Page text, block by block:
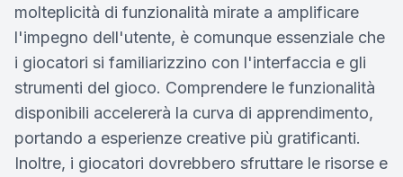
molteplicità di funzionalità mirate a amplificare
l'impegno dell'utente, è comunque essenziale che
i giocatori si familiarizzino con l'interfaccia e gli
strumenti del gioco. Comprendere le funzionalità
disponibili accelererà la curva di apprendimento,
portando a esperienze creative più gratificanti.
Inoltre, i giocatori dovrebbero sfruttare le risorse e